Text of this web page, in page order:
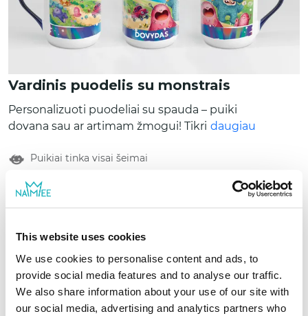
This website uses cookies
We use cookies to personalise content and ads, to
provide social media features and to analyse our traffic.
We also share information about your use of our site with
our social media, advertising and analytics partners who
Vardinis puodelis su monstrais
Personalizuoti puodeliai su spauda – puiki
dovana sau ar artimam žmogui! Tikriems
spauda, originalus dizainas ir puodelis, kuris
rasite skirtingus keramikinių puodelių
modelius bei spalvas.
daugiau
Puikiai tinka visai šeimai
9,89 €
-10%
10,99 €